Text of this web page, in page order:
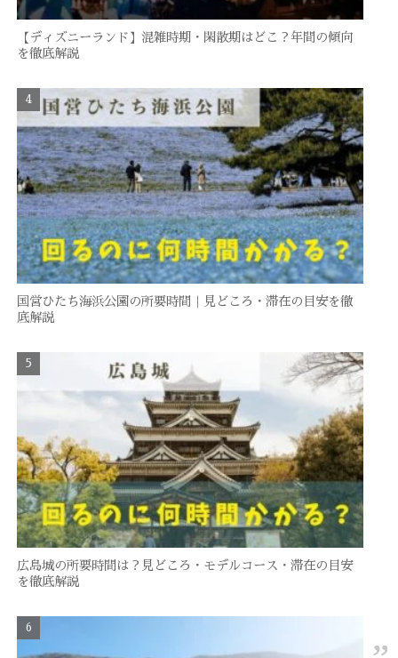
【ディズニーランド】混雑時期・閑散期はどこ？年間の傾向
を徹底解説
国営ひたち海浜公園の所要時間｜見どころ・滞在の目安を徹
底解説
広島城の所要時間は？見どころ・モデルコース・滞在の目安
を徹底解説